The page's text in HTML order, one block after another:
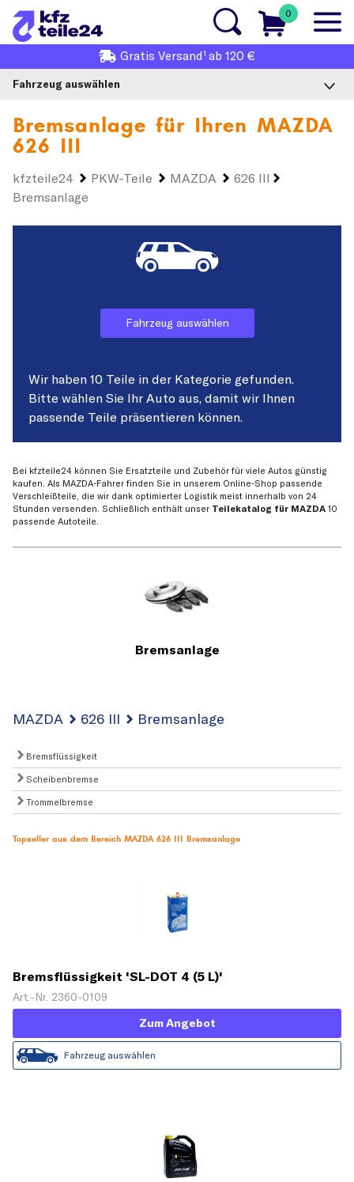
0
Gratis Versand1 ab 120 €
Fahrzeug auswählen
Bremsanlage für Ihren MAZDA
626 III
kfzteile24 PKW-Teile MAZDA
626 III
Bremsanlage
Fahrzeug auswählen
Wir haben 10 Teile in der Kategorie gefunden.
Bitte wählen Sie Ihr Auto aus, damit wir Ihnen
passende Teile präsentieren können.
Bei kfzteile24 können Sie Ersatzteile und Zubehör für viele Autos günstig
kaufen. Als MAZDA-Fahrer finden Sie in unserem Online-Shop passende
Verschleißteile, die wir dank optimierter Logistik meist innerhalb von 24
Stunden versenden. Schließlich enthält unser Teilekatalog für MAZDA 10
passende Autoteile.
Bremsanlage
MAZDA 626 III Bremsanlage
Bremsflüssigkeit
Scheibenbremse
Trommelbremse
Topseller aus dem Bereich MAZDA 626 III Bremsanlage
Bremsflüssigkeit 'SL-DOT 4 (5 L)'
Art.-Nr. 2360-0109
Zum Angebot
Fahrzeug auswählen